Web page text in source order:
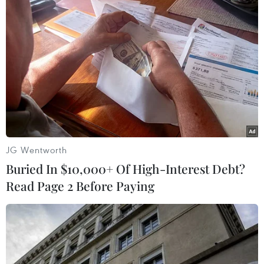
động lực lượng, phương tiện, thiết bị để chữa
cháy rừng, hạn chế thấp nhất thiệt hại do cháy
rừng gây ra; khắc phục kịp thời thiệt hại, phục
hồi lại diện tích rừng bị cháy trong thời gian
nhanh nhất; chỉ đạo cơ quan chức năng điều
tra, xác định nguyên nhân, đối tượng gây cháy
rừng để xử lý nghiêm theo quy định của pháp
luật./.
Nắng nóng xuất hiện
nhiều và gay gắt hơn trong
tháng 6, nguy cơ sốc nhiệt
cao
Theo Cục Khí tượng Thủy văn, trong tháng 6/2026
có thể xuất hiện thêm khoảng 2-3 đợt nắng nóng.
JG Wentworth
Buried In $10,000+ Of High-Interest Debt?
Read Page 2 Before Paying